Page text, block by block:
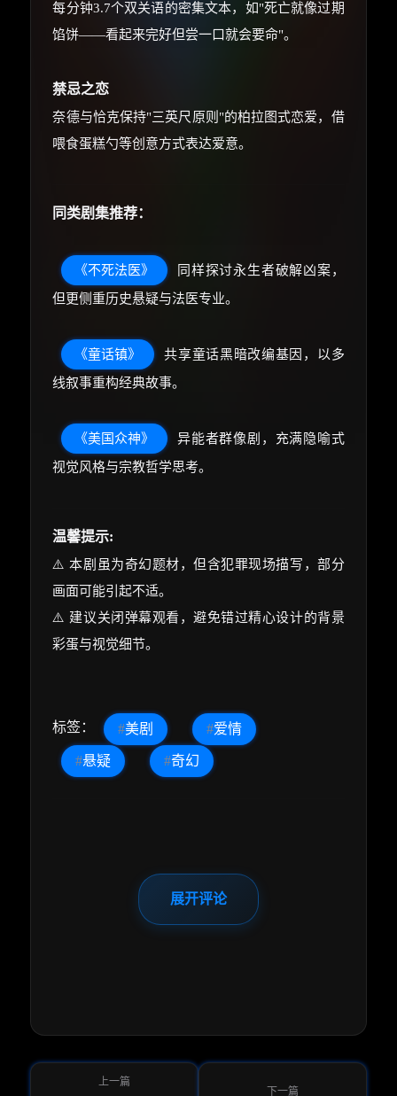
每分钟3.7个双关语的密集文本，如"死亡就像过期
馅饼——看起来完好但尝一口就会要命"。
禁忌之恋
奈德与恰克保持"三英尺原则"的柏拉图式恋爱，借
喂食蛋糕勺等创意方式表达爱意。
同类剧集推荐：
《不死法医》
同样探讨永生者破解凶案，
但更侧重历史悬疑与法医专业。
《童话镇》
共享童话黑暗改编基因，以多
线叙事重构经典故事。
《美国众神》
异能者群像剧，充满隐喻式
视觉风格与宗教哲学思考。
温馨提示:
⚠️ 本剧虽为奇幻题材，但含犯罪现场描写，部分
画面可能引起不适。
⚠️ 建议关闭弹幕观看，避免错过精心设计的背景
彩蛋与视觉细节。
标签： #美剧 #爱情
#悬疑 #奇幻
展开评论